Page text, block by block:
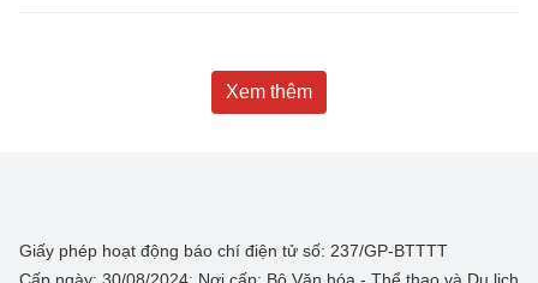
Xem thêm
Giấy phép hoạt động báo chí điện tử số: 237/GP-BTTTT